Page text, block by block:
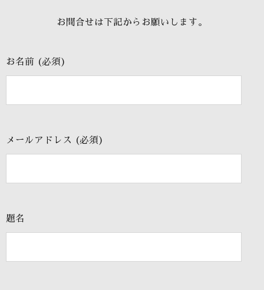
お問合せは下記からお願いします。
お名前 (必須)
メールアドレス (必須)
題名